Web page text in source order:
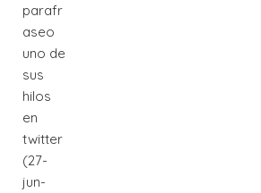
parafr
aseo
uno de
sus
hilos
en
twitter
(27-
jun-